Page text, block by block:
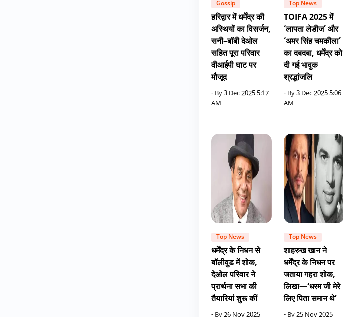
Gossip
हरिद्वार में धर्मेंद्र की
अस्थियों का विसर्जन,
सनी–बॉबी देओल
सहित पूरा परिवार
वीआईपी घाट पर
मौजूद
- By3 Dec 2025 5:17
AM
Top News
TOIFA 2025 में
‘लापता लेडीज’ और
‘अमर सिंह चमकीला’
का दबदबा, धर्मेंद्र को
दी गई भावुक
श्रद्धांजलि
- By3 Dec 2025 5:06
AM
Top News
धर्मेंद्र के निधन से
बॉलीवुड में शोक,
देओल परिवार ने
प्रार्थना सभा की
तैयारियां शुरू कीं
- By26 Nov 2025
Top News
शाहरुख खान ने
धर्मेंद्र के निधन पर
जताया गहरा शोक,
लिखा—‘धरम जी मेरे
लिए पिता समान थे’
- By25 Nov 2025